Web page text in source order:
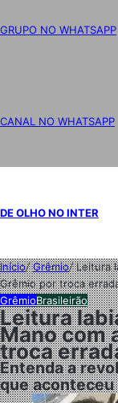
GRUPO NO WHATSAPP
CANAL NO WHATSAPP
DE OLHO NO INTER
Início/Grêmio/Leitura
Grêmio por troca
GrêmioBrasileirão
Leitura
Mano com
troca
Entenda a
que aconteceu